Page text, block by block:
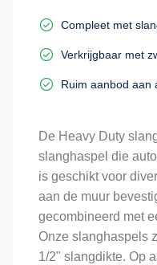
Compleet met
Verkrijgbaar met
Ruim aanbod aan
De Heavy Duty
slanghaspel die
is geschikt voor
aan de muur
gecombineerd met
Onze slanghaspels
1/2" slangdikte. Op